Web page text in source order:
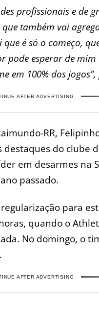
profissionais e de
também vai
que é só o começo,
pode esperar de mim
em 100% dos
AFTER ADVERTISING
RR,
destaques do clube
em desarmes na
passado.
para
quando o
No domingo, o
AFTER ADVERTISING